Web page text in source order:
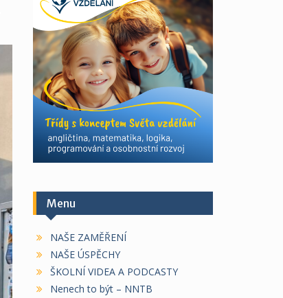
Menu
NAŠE ZAMĚŘENÍ
NAŠE ÚSPĚCHY
ŠKOLNÍ VIDEA A PODCASTY
Nenech to být – NNTB